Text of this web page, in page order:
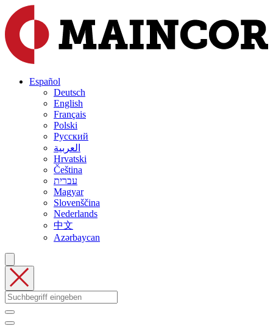
Español
Deutsch
English
Français
Polski
Русский
العربية
Hrvatski
Čeština
עברית
Magyar
Slovenščina
Nederlands
中文
Azərbaycan